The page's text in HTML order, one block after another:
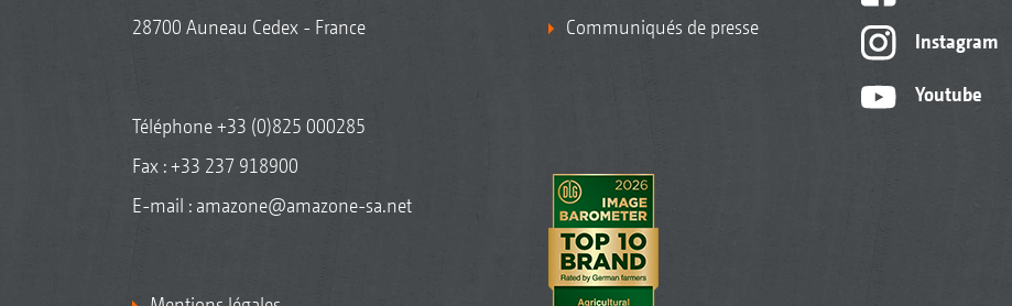
28700 Auneau Cedex - France
Téléphone+33 (0)825 000285
Fax : +33 237 918900
E-mail : amazone@amazone-sa.net
Communiqués de presse
Instagram
Youtube